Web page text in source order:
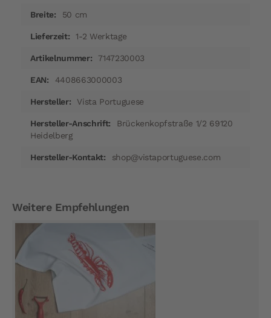
50 cm
1-2 Werktage
7147230003
4408663000003
Vista Portuguese
Brückenkopfstraße 1/2 69120
Heidelberg
shop@vistaportuguese.com
Weitere Empfehlungen